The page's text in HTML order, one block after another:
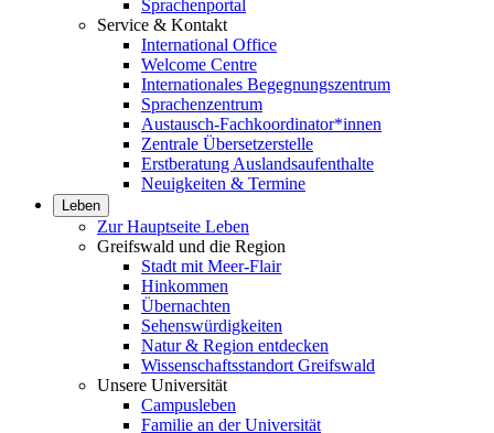
Sprachenportal
Service & Kontakt
International Office
Welcome Centre
Internationales Begegnungszentrum
Sprachenzentrum
Austausch-Fachkoordinator*innen
Zentrale Übersetzerstelle
Erstberatung Auslandsaufenthalte
Neuigkeiten & Termine
Leben
Zur Hauptseite Leben
Greifswald und die Region
Stadt mit Meer-Flair
Hinkommen
Übernachten
Sehenswürdigkeiten
Natur & Region entdecken
Wissenschaftsstandort Greifswald
Unsere Universität
Campusleben
Familie an der Universität